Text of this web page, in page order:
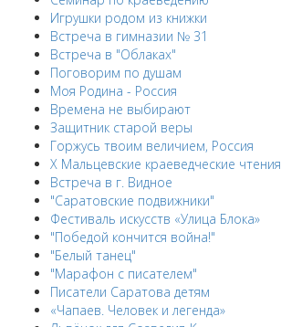
Игрушки родом из книжки
Встреча в гимназии № 31
Встреча в "Облаках"
Поговорим по душам
Моя Родина - Россия
Времена не выбирают
Защитник старой веры
Горжусь твоим величием, Россия
X Мальцевские краеведческие чтения
Встреча в г. Видное
"Саратовские подвижники"
Фестиваль искусств «Улица Блока»
"Победой кончится война!"
"Белый танец"
"Марафон с писателем"
Писатели Саратова детям
«Чапаев. Человек и легенда»